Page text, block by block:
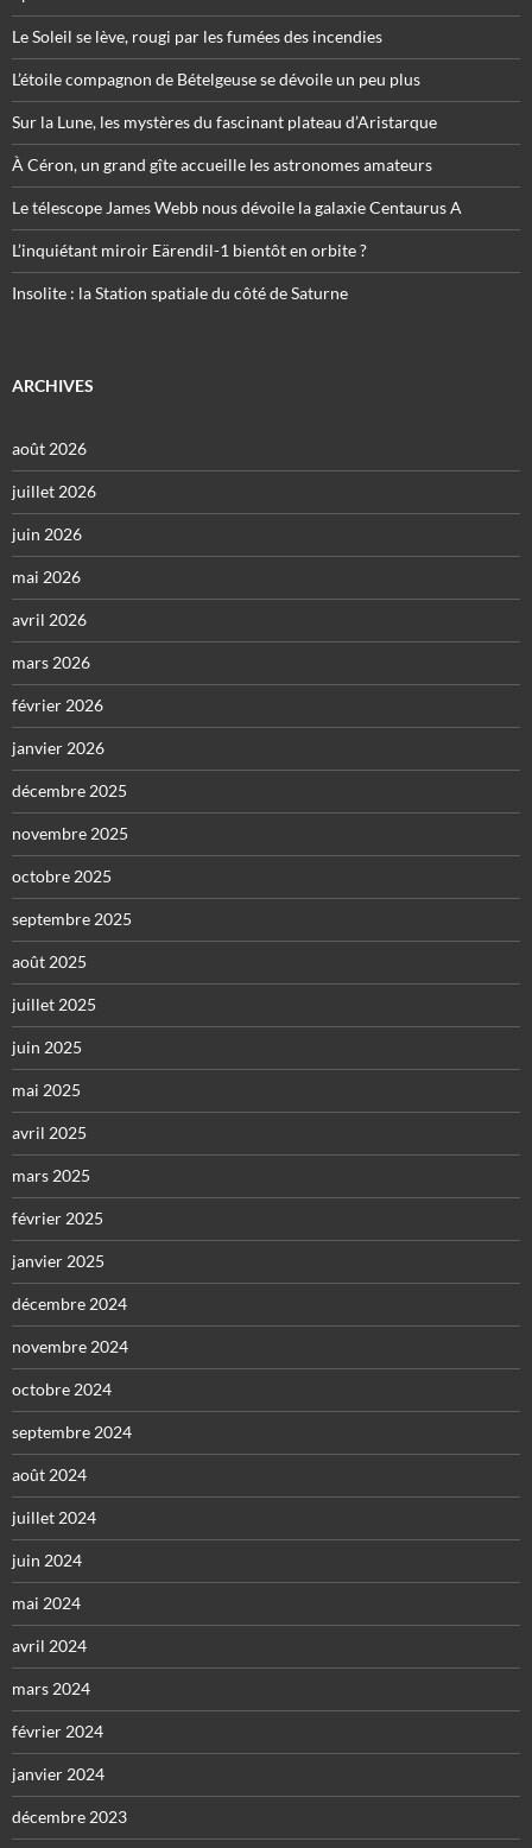
Le Soleil se lève, rougi par les fumées des incendies
L’étoile compagnon de Bételgeuse se dévoile un peu plus
Sur la Lune, les mystères du fascinant plateau d’Aristarque
À Céron, un grand gîte accueille les astronomes amateurs
Le télescope James Webb nous dévoile la galaxie Centaurus A
L’inquiétant miroir Eärendil-1 bientôt en orbite ?
Insolite : la Station spatiale du côté de Saturne
ARCHIVES
août 2026
juillet 2026
juin 2026
mai 2026
avril 2026
mars 2026
février 2026
janvier 2026
décembre 2025
novembre 2025
octobre 2025
septembre 2025
août 2025
juillet 2025
juin 2025
mai 2025
avril 2025
mars 2025
février 2025
janvier 2025
décembre 2024
novembre 2024
octobre 2024
septembre 2024
août 2024
juillet 2024
juin 2024
mai 2024
avril 2024
mars 2024
février 2024
janvier 2024
décembre 2023